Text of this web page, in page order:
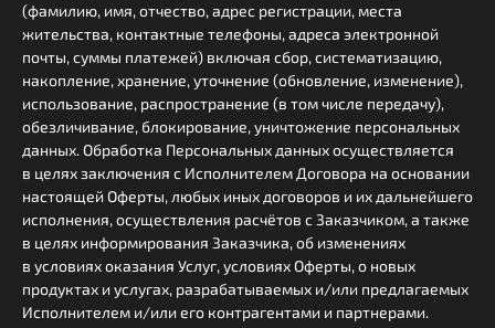
(фамилию, имя, отчество, адрес регистрации, места
жительства, контактные телефоны, адреса электронной
почты, суммы платежей) включая сбор, систематизацию,
накопление, хранение, уточнение (обновление, изменение),
использование, распространение (в том числе передачу),
обезличивание, блокирование, уничтожение персональных
данных. Обработка Персональных данных осуществляется
в целях заключения с Исполнителем Договора на основании
настоящей Оферты, любых иных договоров и их дальнейшего
исполнения, осуществления расчётов с Заказчиком, а также
в целях информирования Заказчика, об изменениях
в условиях оказания Услуг, условиях Оферты, о новых
продуктах и услугах, разрабатываемых и/или предлагаемых
Исполнителем и/или его контрагентами и партнерами.